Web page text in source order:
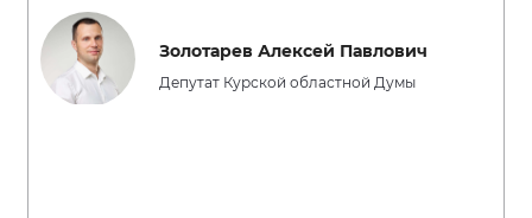
Золотарев Алексей Павлович
Депутат Курской областной Думы